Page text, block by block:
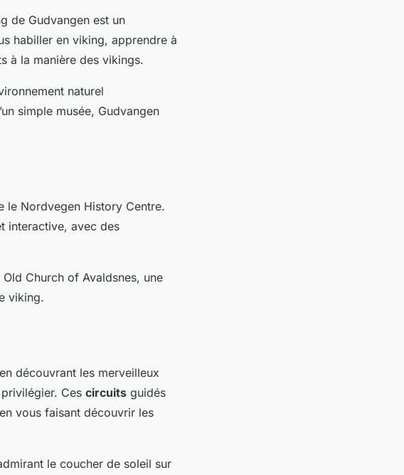
de Gudvangen est un
habiller en viking, apprendre à
à la manière des vikings.
naturel
simple musée, Gudvangen
le Nordvegen History Centre.
interactive, avec des
Old Church of Avaldsnes, une
viking.
découvrant les merveilleux
Ces circuits guidés
vous faisant découvrir les
le coucher de soleil sur